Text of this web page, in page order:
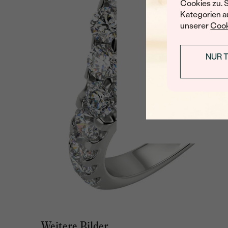
Cookies zu.
Kategorien
unserer
NUR